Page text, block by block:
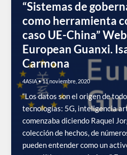
“Sistemas de
como herramienta
caso UE-China”
European Guanxi.
Carmona
4ASIA•11 noviembre, 2020
“Los datos son el origen de
tecnologías: 5G, inteligencia
comenzaba diciendo Raquel
colección de hechos, de
pueden entender como un